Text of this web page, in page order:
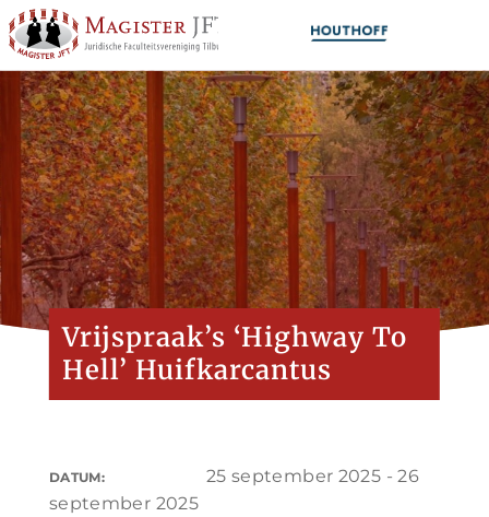
Vrijspraak’s ‘Highway To
Hell’ Huifkarcantus
DATUM:
25 september 2025 - 26
september 2025